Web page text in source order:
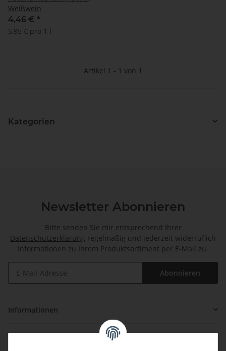
Weißwein
4,46 € *
5,95 € pro 1 l
Artikel 1 - 1 von 1
Kategorien
Newsletter Abonnieren
Bitte senden Sie mir entsprechend Ihrer
Datenschutzerklärung regelmäßig und jederzeit widerruflich
Informationen zu Ihrem Produktsortiment per E-Mail zu.
Abonnieren
Informationen